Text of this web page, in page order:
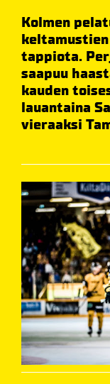
Kolmen
tappiota.
saapuu
kauden
lauantaina
vieraaksi